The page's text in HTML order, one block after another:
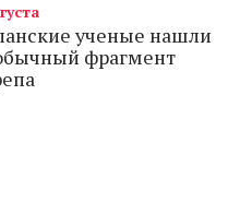
ученые нашли
фрагмент